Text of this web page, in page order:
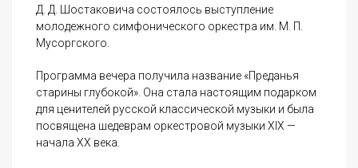
Д. Д. Шостаковича состоялось выступление
молодежного симфонического оркестра им. М. П.
Мусоргского.
Программа вечера получила название «Преданья
старины глубокой». Она стала настоящим подарком
для ценителей русской классической музыки и была
посвящена шедеврам оркестровой музыки XIX —
начала XX века.